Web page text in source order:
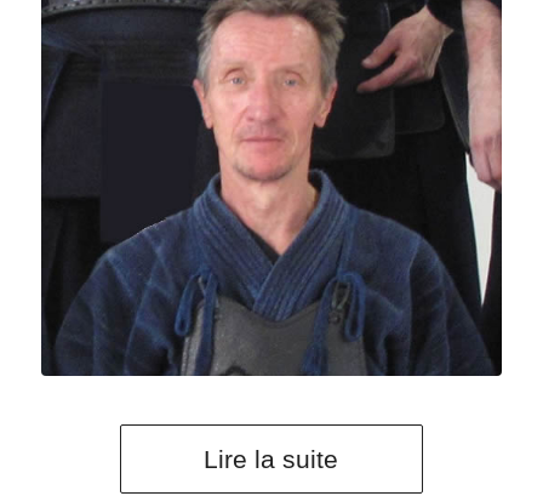
Lire la suite